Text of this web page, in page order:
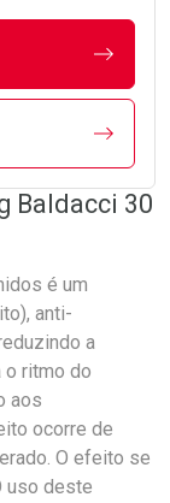
Baldacci 30
é um
anti-
a
ritmo do
aos
ocorre de
O efeito se
uso deste